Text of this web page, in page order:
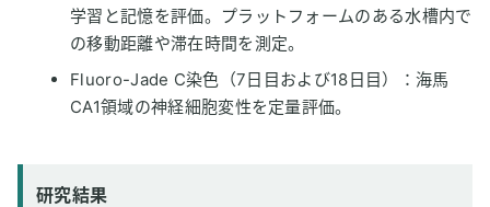
学習と記憶を評価。プラットフォームのある水槽内で
の移動距離や滞在時間を測定。
Fluoro-Jade C染色（7日目および18日目）：海馬
CA1領域の神経細胞変性を定量評価。
研究結果